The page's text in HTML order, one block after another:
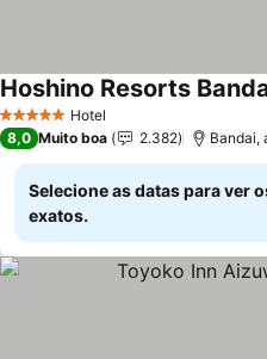
5 Estrelas Hotel
Hoshino Resorts
8,0 Muito boa 2.382 Bandai,
Selecione as datas para ver
exatos.